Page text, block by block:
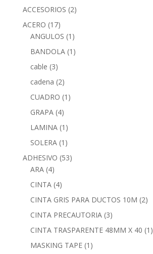
ACCESORIOS (2)
ACERO (17)
ANGULOS (1)
BANDOLA (1)
cable (3)
cadena (2)
CUADRO (1)
GRAPA (4)
LAMINA (1)
SOLERA (1)
ADHESIVO (53)
ARA (4)
CINTA (4)
CINTA GRIS PARA DUCTOS 10M (2)
CINTA PRECAUTORIA (3)
CINTA TRASPARENTE 48MM X 40 (1)
MASKING TAPE (1)